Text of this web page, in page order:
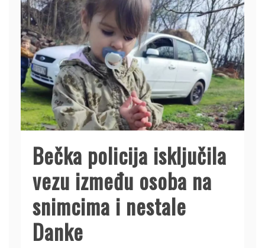
Bečka policija isključila
vezu između osoba na
snimcima i nestale
Danke